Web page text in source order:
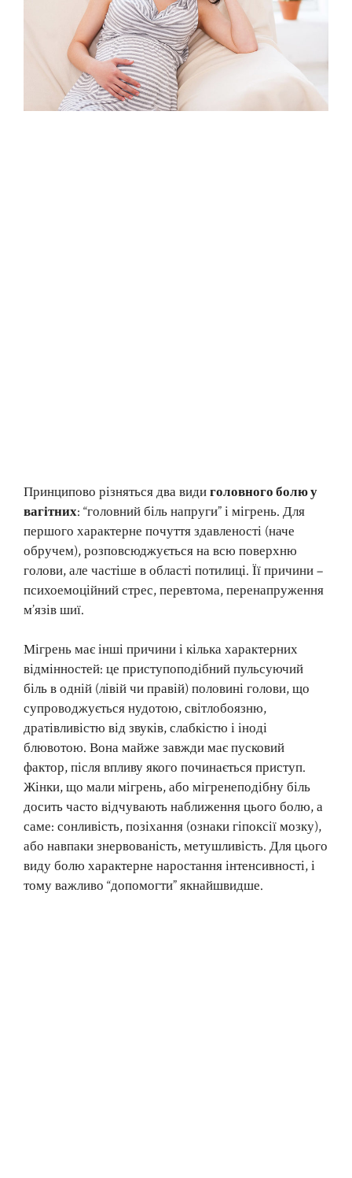
Принципово різняться два видиголовного болю у
вагітних: “головний біль напруги” і мігрень. Для
першого характерне почуття здавленості (наче
обручем), розповсюджується на всю поверхню
голови, але частіше в області потилиці. Її причини –
психоемоційний стрес, перевтома, перенапруження
м’язів шиї.
Мігрень має інші причини і кілька характерних
відмінностей: це приступоподібний пульсуючий
біль в одній (лівій чи правій) половині голови, що
супроводжується нудотою, світлобоязню,
дратівливістю від звуків, слабкістю і іноді
блювотою. Вона майже завжди має пусковий
фактор, після впливу якого починається приступ.
Жінки, що мали мігрень, або мігренеподібну біль
досить часто відчувають наближення цього болю, а
саме: сонливість, позіхання (ознаки гіпоксії мозку),
або навпаки знервованість, метушливість. Для цього
виду болю характерне наростання інтенсивності, і
тому важливо “допомогти” якнайшвидше.